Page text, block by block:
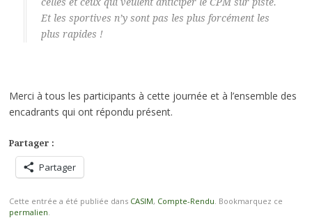
Et les sportives n’y sont pas les plus forcément les
plus rapides !
Merci à tous les participants à cette journée et à l’ensemble des
encadrants qui ont répondu présent.
Partager :
Partager
Cette entrée a été publiée dans CASIM, Compte-Rendu . Bookmarquez ce
permalien